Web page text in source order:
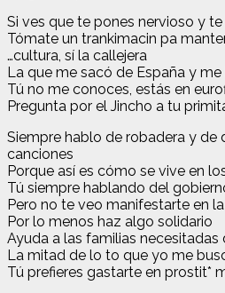
Si ves que te pones nervioso y
Tómate un trankimacin pa
…cultura, sí la callejera
La que me sacó de España y
Tú no me conoces, estás en
Pregunta por el Jincho a tu
Siempre hablo de robadera y de
canciones
Porque así es cómo se vive en
Tú siempre hablando del
Pero no te veo manifestarte en
Por lo menos haz algo solidario
Ayuda a las familias necesitadas
La mitad de lo to que yo me
Tú prefieres gastarte en prostit*